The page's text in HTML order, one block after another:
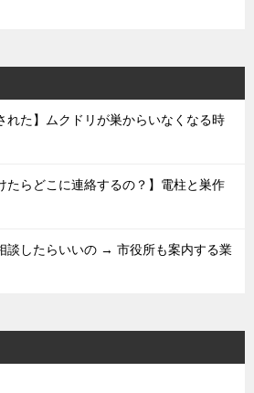
れた】ムクドリが巣からいなくなる時
たらどこに連絡するの？】電柱と巣作
談したらいいの → 市役所も案内する業